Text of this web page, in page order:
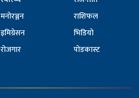
मनोरञ्जन
इमिग्रेसन
रोजगार
राशिफल
भिडियो
पोडकास्ट